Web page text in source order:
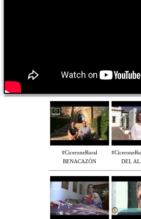
#CiceroneRural
BENACAZÓN
DEL